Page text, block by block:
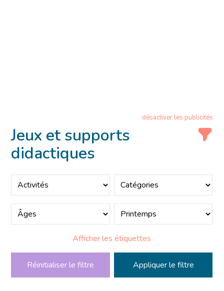
désactiver les publicités
Jeux et supports
didactiques
Afficher les étiquettes
Réinitialiser le filtre